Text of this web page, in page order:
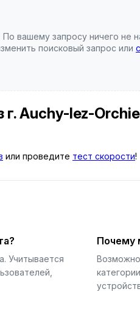
По вашему запросу ничего не
поисковый запрос или
г. Auchy-lez-
или проведите тест скорости!
Учитывается
Почему